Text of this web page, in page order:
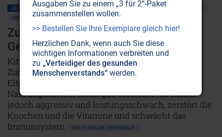
ZEITENSCHRIFT NR. 3, S.50 KINDER • JUGEND ERNÄHRUNG
GESUNDHEIT
MEDIZIN
ÜBERSÄUERUNG ZÄHNE
Zucker: Süsser Angriff auf die
Gesundheit
Kinder werden schon von Geburt an auf
Zuckerkonsum getrimmt — oft, ohne daß es die
Eltern merken, denn der Zucker ist in den
Nahrungsmitteln meist gut, versteckt'. Er macht
jedoch aggressiv und leistungsschwach, zerstört die
Knochen und die Vitamine und schwächt das
Immunsystem.
NICHT ONLINE VERFÜGBAR
Ausgaben Sie zu einem „3 für 2“-Paket
zusammenstellen wollen.
>> Bestellen Sie Ihre Exemplare gleich hier!
Herzlichen Dank, wenn auch Sie diese
wichtigen Informationen verbreiten und
zu „Verteidiger des gesunden
Menschenverstands“ werden.